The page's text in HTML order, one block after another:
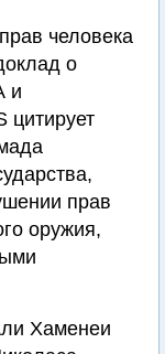
человека
о
и
цитирует
прав
оружия,
Хаменеи